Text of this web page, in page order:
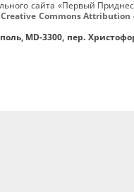
сайта «Первый
Creative Commons Attribution
MD-3300, пер.